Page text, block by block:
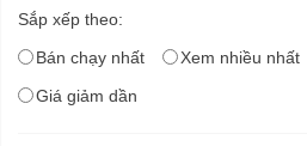
Sắp xếp theo:
Bán chạy nhất
Xem nhiều nhất
Giá giảm dần